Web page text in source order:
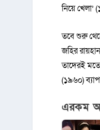
নিয়ে
তবে শুরু
জহির
তাদেরই
(১৯৬০)
এরকম